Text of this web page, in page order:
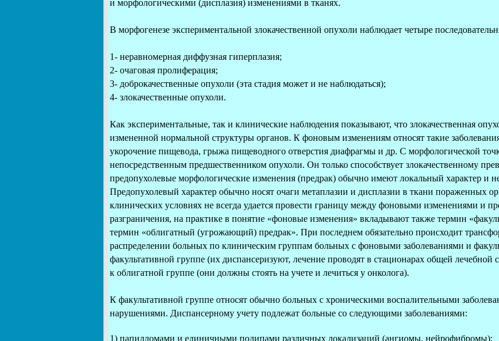
и морфологическими (дисплазия) изменениями в тканях.
В морфогенезе экспериментальной злокачественной опухоли наблюдает четыре
1- неравномерная диффузная гиперплазия;
2- очаговая пролиферация;
3- доброкачественные опухоли (эта стадия может и не наблюдаться);
4- злокачественные опухоли.
Как экспериментальные, так и клинические наблюдения показывают, что злокачественная
измененной нормальной структуры органов. К фоновым изменениям относят такие
укорочение пищевода, грыжа пищеводного отверстия диафрагмы и др. С морфологической
непосредственным предшественником опухоли. Он только способствует злокачественному
предопухолевые морфологические изменения (предрак) обычно имеют локальный характер и
Предопухолевый характер обычно носят очаги метаплазии и дисплазии в ткани пораженных
клинических условиях не всегда удается провести границу между фоновыми изменениями и
разграничения, на практике в понятие «фоновые изменения» вкладывают также термин
термин «облигатный (угрожающий) предрак». При последнем обязательно происходит
распределении больных по клиническим группам больных с фоновыми заболеваниями и
факультативной группе (их диспансеризуют, лечение проводят в стационарах общей
к облигатной группе (они должны стоять на учете и лечиться у онколога).
К факультативной группе относят обычно больных с хроническими воспалительными
нарушениями. Диспансерному учету подлежат больные со следующими заболеваниями:
1) папилломами и единичными полипами различных локализаций (ангиомы, нейрофибромы);